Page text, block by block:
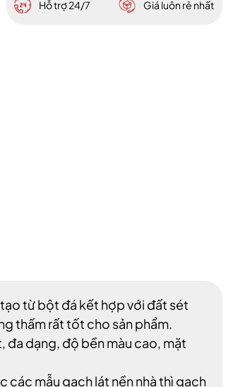
Hỗ trợ 24/7
Giá luôn rẻ nhất
từ bột đá kết hợp với đất sét
thấm rất tốt cho sản phẩm.
đa dạng, độ bền màu cao, mặt
các mẫu gạch lát nền nhà thì gạch